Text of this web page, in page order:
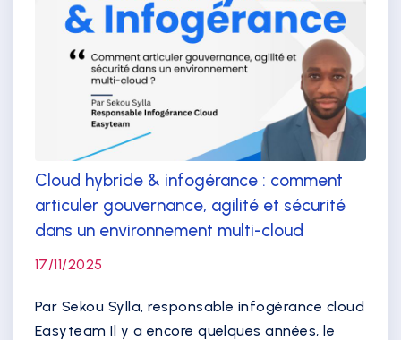
Cloud hybride & infogérance : comment
articuler gouvernance, agilité et sécurité
dans un environnement multi-cloud
17/11/2025
Par Sekou Sylla, responsable infogérance cloud
Easyteam Il y a encore quelques années, le